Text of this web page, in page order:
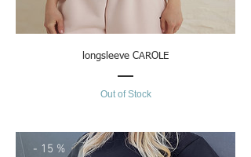
longsleeve CAROLE
Out of Stock
- 15 %